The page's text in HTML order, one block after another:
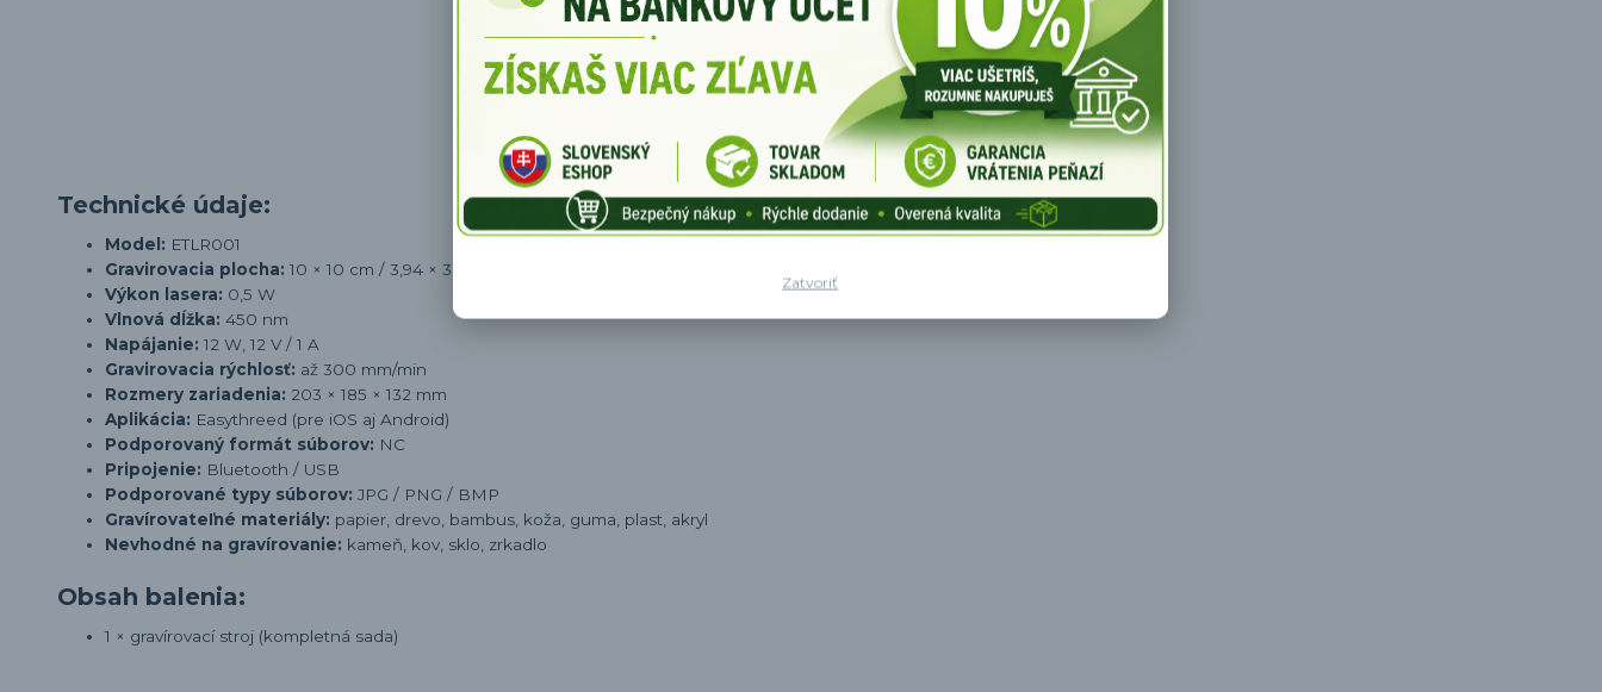
Technické údaje:
Model: ETLR001
Gravirovacia plocha: 10 × 10 cm / 3,94 × 3,94 palca
Výkon lasera: 0,5 W
Vlnová dĺžka: 450 nm
Napájanie: 12 W, 12 V / 1 A
Gravirovacia rýchlosť: až 300 mm/min
Rozmery zariadenia: 203 × 185 × 132 mm
Aplikácia: Easythreed (pre iOS aj Android)
Podporovaný formát súborov: NC
Pripojenie: Bluetooth / USB
Podporované typy súborov: JPG / PNG / BMP
Gravírovateľné materiály: papier, drevo, bambus, koža, guma, plast, akryl
Nevhodné na gravírovanie: kameň, kov, sklo, zrkadlo
Obsah balenia:
1 × gravírovací stroj (kompletná sada)
Zatvoriť